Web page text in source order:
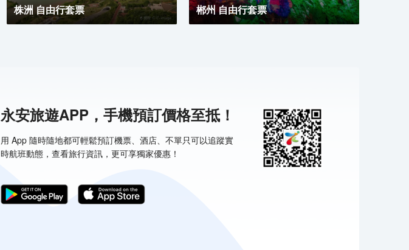
株洲 自由行套票 郴州 自由行套票
永安旅遊APP，手機預訂價格至抵！
用 App 隨時隨地都可輕鬆預訂機票、酒店、不單只可以追蹤實
時航班動態，查看旅行資訊，更可享獨家優惠！